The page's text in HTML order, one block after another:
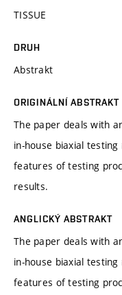
TISSUE
DRUH
Abstrakt
ORIGINÁLNÍ ABSTRAKT
The paper deals with
in-house biaxial
features of testing
results.
ANGLICKÝ ABSTRAKT
The paper deals with
in-house biaxial
features of testing